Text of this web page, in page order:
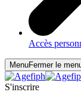
Accès
MenuFermer le
S'inscrire